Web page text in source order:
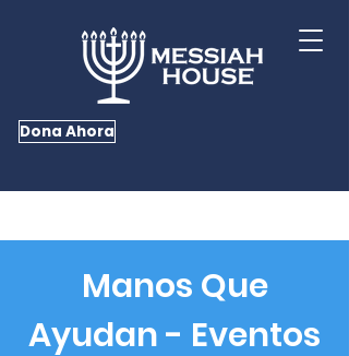
Dona Ahora
Manos Que
Ayudan - Eventos